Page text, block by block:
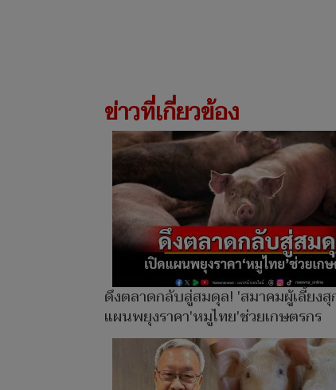
ข่าวที่เกี่ยวข้อง
ดึงตลาดกลับสู่สมดุล! 'สมาคมผู้เลี้ยงสุ
แผนพยุงราคา'หมูไทย'ช่วยเกษตรกร